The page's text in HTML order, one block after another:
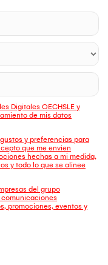
Digitales OECHSLE y
de mis datos
y preferencias para
que me envien
hechas a mi medida,
y todo lo que se alinee
del grupo
comunicaciones
promociones, eventos y